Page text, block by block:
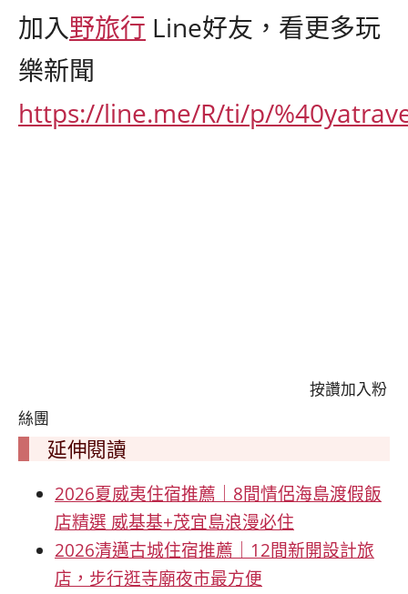
加入野旅行 Line好友，看更多玩
樂新聞
https://line.me/R/ti/p/
按讚加入粉
絲團
延伸閱讀
2026夏威夷住宿推薦｜8間情侶海島渡假飯
店精選 威基基+茂宜島浪漫必住
2026清邁古城住宿推薦｜12間新開設計旅
店，步行逛寺廟夜市最方便